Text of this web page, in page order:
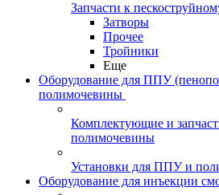
Запчасти к
Затворы
Прочее
Тройники
Еще
Оборудование для ППУ
полимочевины
Комплектующие и
полимочевины
Установки для ППУ и
Оборудование для инъекции